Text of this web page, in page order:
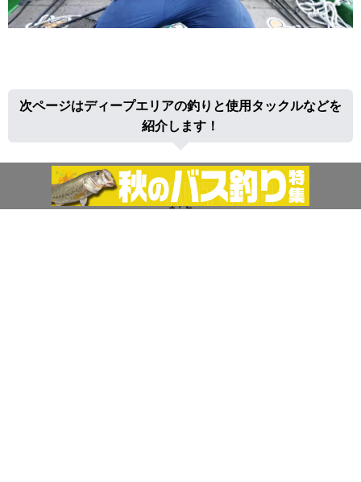
次ページはディープエリアの釣りと使用タックルなどを
紹介します！
1 / 2